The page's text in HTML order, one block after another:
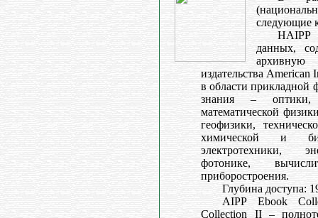
следующие
данных,
издательства American
в области прикладной
знания –
математической
геофизики,
химической и
электротехники,
фотонике,
приборостроения.
Глубина доступа:
AIPP Ebook
Collection II –